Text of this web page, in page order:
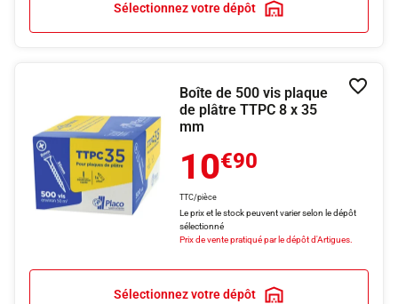
Sélectionnez votre dépôt
Boîte de 500 vis plaque
de plâtre TTPC 8 x 35
mm
10€90
TTC/pièce
Le prix et le stock peuvent varier selon le dépôt
sélectionné
Prix de vente pratiqué par le dépôt d'Artigues.
Sélectionnez votre dépôt